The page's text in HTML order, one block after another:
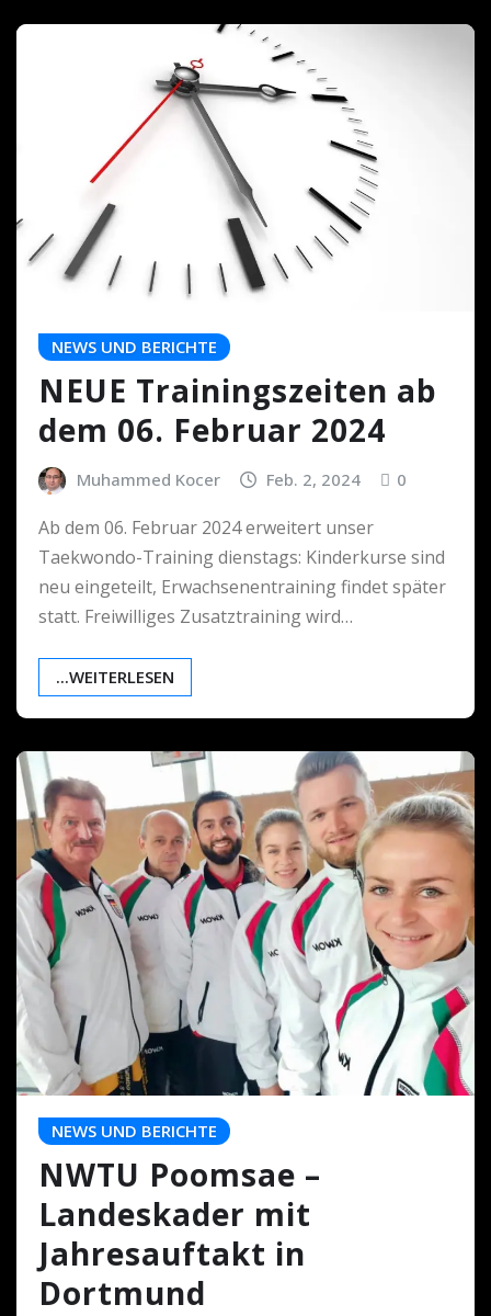
NEWS UND BERICHTE
NEUE Trainingszeiten ab
dem 06. Februar 2024
Muhammed Kocer Feb. 2, 2024 0
Ab dem 06. Februar 2024 erweitert unser
Taekwondo-Training dienstags: Kinderkurse sind
neu eingeteilt, Erwachsenentraining findet später
statt. Freiwilliges Zusatztraining wird…
...WEITERLESEN
NEWS UND BERICHTE
NWTU Poomsae –
Landeskader mit
Jahresauftakt in
Dortmund